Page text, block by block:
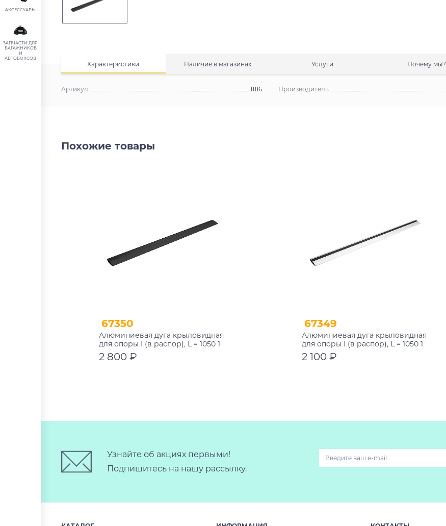
АКСЕССУАРЫ
ЗАПЧАСТИ ДЛЯ
БАГАЖНИКОВ
И
АВТОБОКСОВ
Характеристики Наличие в магазинах Услуги Почему мы?
Артикул 11116 Производитель
Похожие товары
67350
Алюминиевая дуга крыловидная
для опоры I (в распор), L = 1050 1
шт. (чёрная) Atlant 11117
2 800 ₽
67349
Алюминиевая дуга крыловидная
для опоры I (в распор), L = 1050 1
шт. Atlant 11017
2 100 ₽
Узнайте об акциях первыми!
Подпишитесь на нашу рассылку.